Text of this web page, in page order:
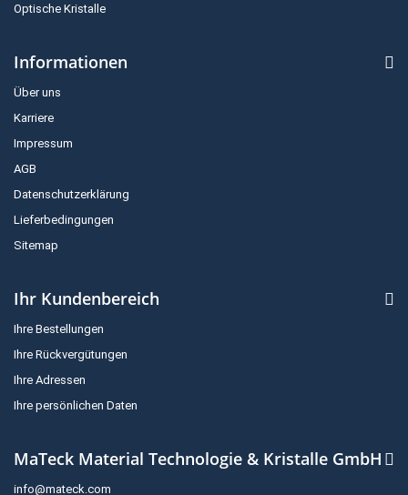
Optische Kristalle
Informationen
Über uns
Karriere
Impressum
AGB
Datenschutzerklärung
Lieferbedingungen
Sitemap
Ihr Kundenbereich
Ihre Bestellungen
Ihre Rückvergütungen
Ihre Adressen
Ihre persönlichen Daten
MaTeck Material Technologie & Kristalle GmbH
info@mateck.com